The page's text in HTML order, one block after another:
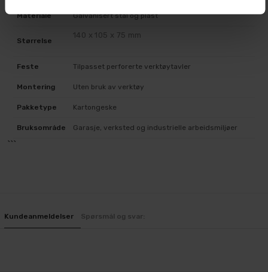
Materiale Galvanisert stål og plast
Størrelse
140 x 105 x 75 mm
Feste Tilpasset perforerte verktøytavler
Montering Uten bruk av verktøy
Pakketype Kartongeske
Bruksområde Garasje, verksted og industrielle arbeidsmiljøer
```
Kundeanmeldelser Spørsmål og svar: